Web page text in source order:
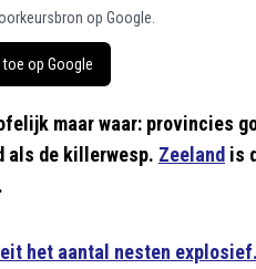
op Google.
toe op Google
maar waar: provincies
als de killerwesp. Zeeland is
het aantal nesten explosief.